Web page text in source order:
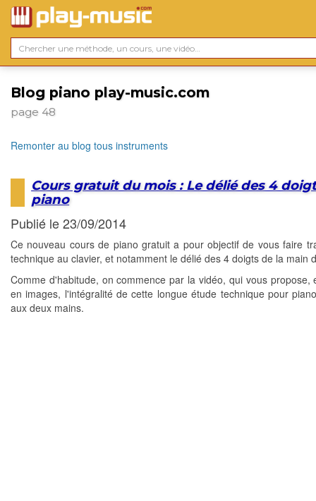
Blog piano play-music.com
page 48
Remonter au blog tous instruments
Cours gratuit du mois : Le délié des 4
piano
Publié le 23/09/2014
Ce nouveau cours de piano gratuit a pour objectif de vous faire
technique au clavier, et notamment le délié des 4 doigts de la main
Comme d'habitude, on commence par la vidéo, qui vous propose,
en images, l'intégralité de cette longue étude technique pour
aux deux mains.